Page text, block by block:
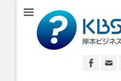
小さな会社・小さなお店のIT経